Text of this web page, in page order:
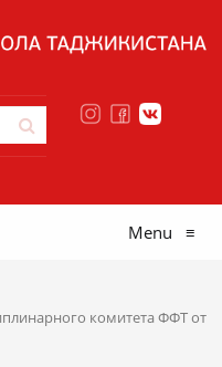
Menu ≡
комитета ФФТ от